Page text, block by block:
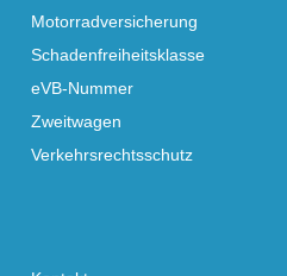
Motorradversicherung
Schadenfreiheitsklasse
eVB-Nummer
Zweitwagen
Verkehrsrechtsschutz